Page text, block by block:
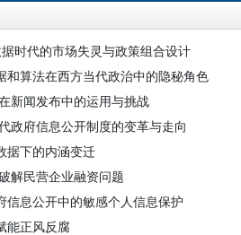
时代的市场失灵与政策组合设计
和算法在西方当代政治中的隐秘角色
新闻发布中的运用与挑战
政府信息公开制度的变革与走向
据下的内涵变迁
解民营企业融资问题
信息公开中的敏感个人信息保护
能正风反腐